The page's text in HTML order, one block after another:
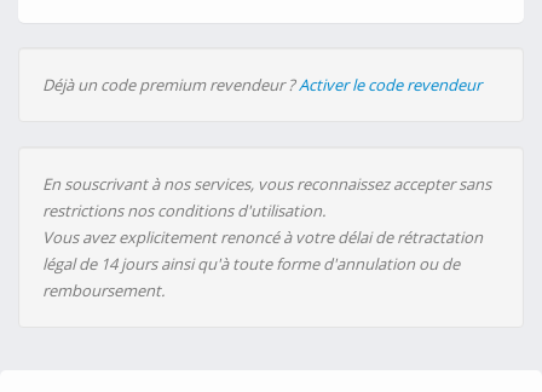
Déjà un code premium revendeur ?Activer le code revendeur
En souscrivant à nos services, vous reconnaissez accepter sans
restrictions nos conditions d'utilisation.
Vous avez explicitement renoncé à votre délai de rétractation
légal de 14 jours ainsi qu'à toute forme d'annulation ou de
remboursement.